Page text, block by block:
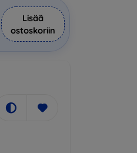
Lisää
ostoskoriin